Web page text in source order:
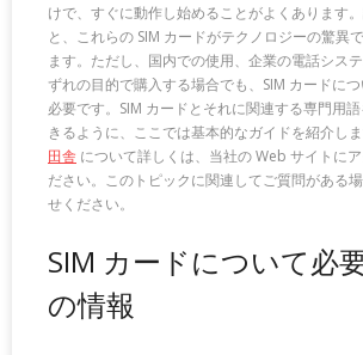
けで、すぐに動作し始めることがよくあります
と、これらの SIM カードがテクノロジーの驚異
ます。ただし、国内での使用、企業の電話シス
ずれの目的で購入する場合でも、SIM カードに
必要です。SIM カードとそれに関連する専門用
きるように、ここでは基本的なガイドを紹介しま
田舎 について詳しくは、当社の Web サイトに
ださい。このトピックに関連してご質問がある
せください。
SIM カードについて必
の情報